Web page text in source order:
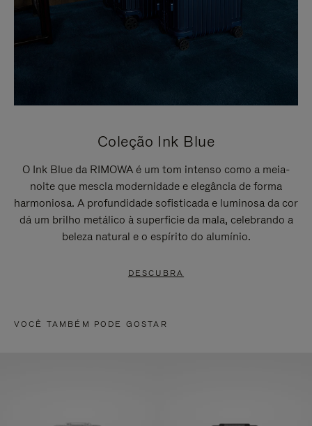
Coleção Ink Blue
O Ink Blue da RIMOWA é um tom intenso como a meia-
noite que mescla modernidade e elegância de forma
harmoniosa. A profundidade sofisticada e luminosa da cor
dá um brilho metálico à superficie da mala, celebrando a
beleza natural e o espírito do alumínio.
DESCUBRA
VOCÊ TAMBÉM PODE GOSTAR